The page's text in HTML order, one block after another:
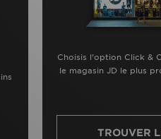
Choisis l’option Click &
le magasin JD le plus
TROUVER